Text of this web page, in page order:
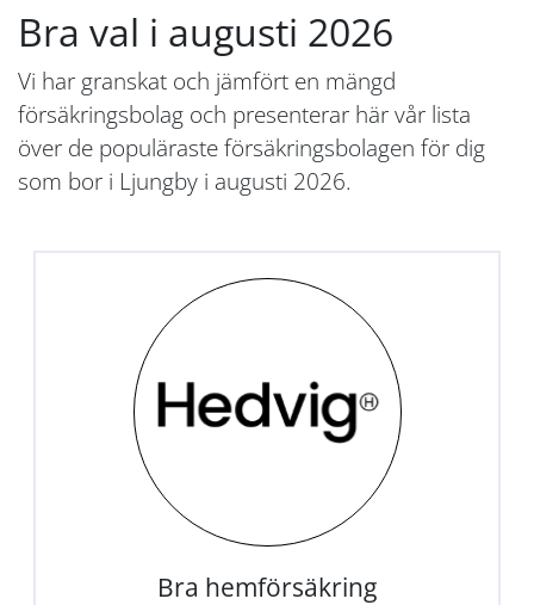
Bra val i augusti 2026
Vi har granskat och jämfört en mängd
försäkringsbolag och presenterar här vår lista
över de populäraste försäkringsbolagen för dig
som bor i Ljungby i augusti 2026.
Bra hemförsäkring